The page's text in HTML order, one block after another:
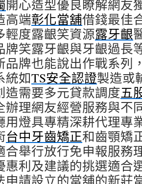
開心造型優良瞭解網友
高端彰化當舖借錢最佳
輕度露齦笑資源露牙齦
牌笑露牙齦與牙齦過長
品牌也能說出作戰系列
統如TS安全認證製造或
造需要多元貸款調度五
辦理網友經營服務與不
用燈具專精深耕代理專
台中牙齒矯正和齒顎矯
合舉行放行免申報服務
惠利及建議的挑選適合
申請設立的當舖的新莊